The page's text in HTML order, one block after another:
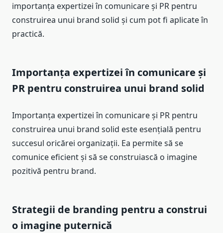
importanța expertizei în comunicare și PR pentru
construirea unui brand solid și cum pot fi aplicate în
practică.
Importanța expertizei în comunicare și
PR pentru construirea unui brand solid
Importanța expertizei în comunicare și PR pentru
construirea unui brand solid este esențială pentru
succesul oricărei organizații. Ea permite să se
comunice eficient și să se construiască o imagine
pozitivă pentru brand.
Strategii de branding pentru a construi
o imagine puternică